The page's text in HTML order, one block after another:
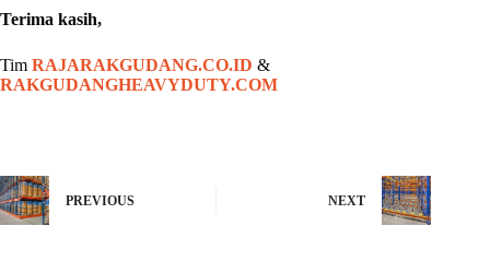
Terima kasih,
Tim RAJARAKGUDANG.CO.ID &
RAKGUDANGHEAVYDUTY.COM
PREVIOUS NEXT